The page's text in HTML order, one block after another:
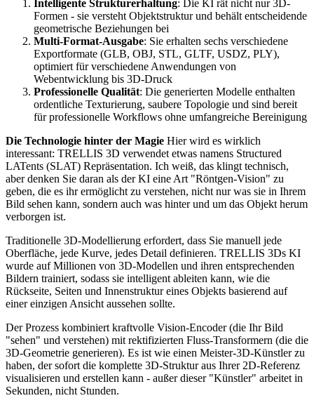
Intelligente Strukturerhaltung: Die KI rät nicht nur 3D-
Formen - sie versteht Objektstruktur und behält entscheidende
geometrische Beziehungen bei
Multi-Format-Ausgabe: Sie erhalten sechs verschiedene
Exportformate (GLB, OBJ, STL, GLTF, USDZ, PLY),
optimiert für verschiedene Anwendungen von
Webentwicklung bis 3D-Druck
Professionelle Qualität: Die generierten Modelle enthalten
ordentliche Texturierung, saubere Topologie und sind bereit
für professionelle Workflows ohne umfangreiche Bereinigung
Die Technologie hinter der Magie Hier wird es wirklich
interessant: TRELLIS 3D verwendet etwas namens Structured
LATents (SLAT) Repräsentation. Ich weiß, das klingt technisch,
aber denken Sie daran als der KI eine Art "Röntgen-Vision" zu
geben, die es ihr ermöglicht zu verstehen, nicht nur was sie in Ihrem
Bild sehen kann, sondern auch was hinter und um das Objekt herum
verborgen ist.
Traditionelle 3D-Modellierung erfordert, dass Sie manuell jede
Oberfläche, jede Kurve, jedes Detail definieren. TRELLIS 3Ds KI
wurde auf Millionen von 3D-Modellen und ihren entsprechenden
Bildern trainiert, sodass sie intelligent ableiten kann, wie die
Rückseite, Seiten und Innenstruktur eines Objekts basierend auf
einer einzigen Ansicht aussehen sollte.
Der Prozess kombiniert kraftvolle Vision-Encoder (die Ihr Bild
"sehen" und verstehen) mit rektifizierten Fluss-Transformern (die die
3D-Geometrie generieren). Es ist wie einen Meister-3D-Künstler zu
haben, der sofort die komplette 3D-Struktur aus Ihrer 2D-Referenz
visualisieren und erstellen kann - außer dieser "Künstler" arbeitet in
Sekunden, nicht Stunden.